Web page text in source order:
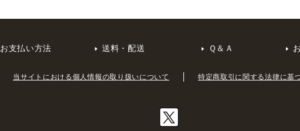
お支払い方法 送料・配送 Ｑ＆Ａ
当サイトにおける個人情報の取り扱いについて 特定商取引に関する法律に基